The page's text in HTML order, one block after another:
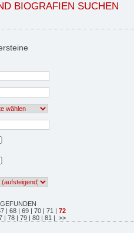
BIOGRAFIEN SUCHEN
| 68 | 69 | 70 | 71 | 72
| 78 | 79 | 80 | 81 | >>